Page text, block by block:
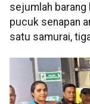
sejumlah barang
pucuk senapan
satu samurai,